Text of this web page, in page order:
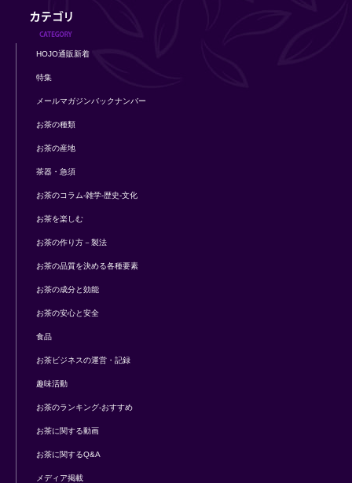
HOJO通販新着
特集
メールマガジンバックナンバー
お茶の種類
お茶の産地
茶器・急須
お茶のコラム-雑学-歴史-文化
お茶を楽しむ
お茶の作り方－製法
お茶の品質を決める各種要素
お茶の成分と効能
お茶の安心と安全
食品
お茶ビジネスの運営・記録
趣味活動
お茶のランキング-おすすめ
お茶に関する動画
お茶に関するQ&A
メディア掲載